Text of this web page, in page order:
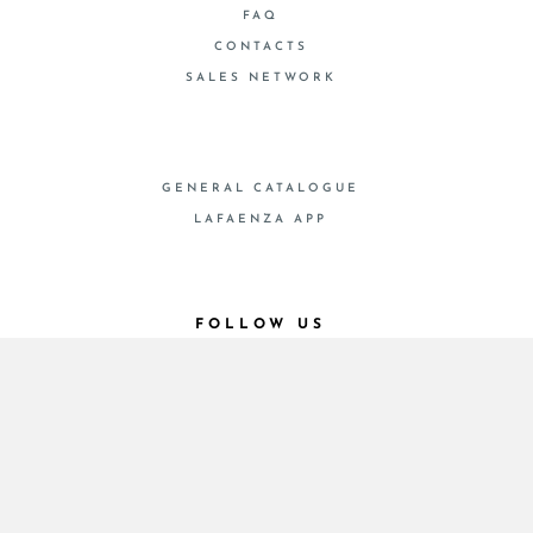
FAQ
CONTACTS
SALES NETWORK
GENERAL CATALOGUE
LAFAENZA APP
FOLLOW US